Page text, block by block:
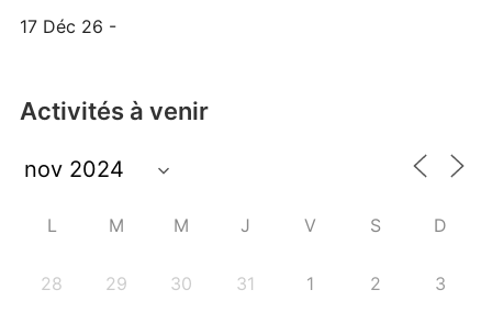
17 Déc 26 -
Activités à venir
L M M J V S D
28 29 30 31 1 2 3